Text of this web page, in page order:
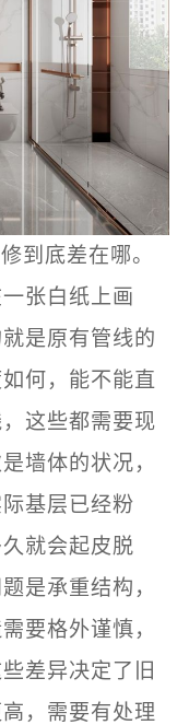
到底差在哪。
张白纸上画
是原有管线的
何，能不能直
这些都需要现
墙体的状况，
基层已经粉
就会起皮脱
是承重结构，
要格外谨慎，
差异决定了旧
，需要有处理